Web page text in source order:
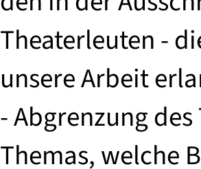
Theaterleuten -
unsere Arbeit
- Abgrenzung
Themas, welche